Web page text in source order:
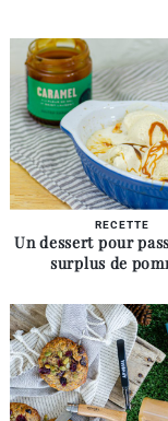
RECETTE
Un dessert pour
surplus de